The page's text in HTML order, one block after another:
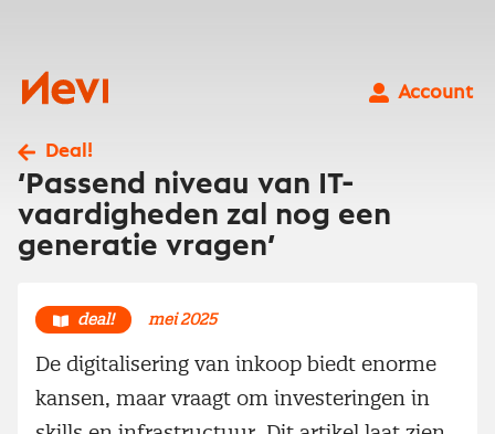
Nevi
Account
Deal!
‘Passend niveau van IT-
vaardigheden zal nog een
generatie vragen’
deal! mei 2025
De digitalisering van inkoop biedt enorme
kansen, maar vraagt om investeringen in